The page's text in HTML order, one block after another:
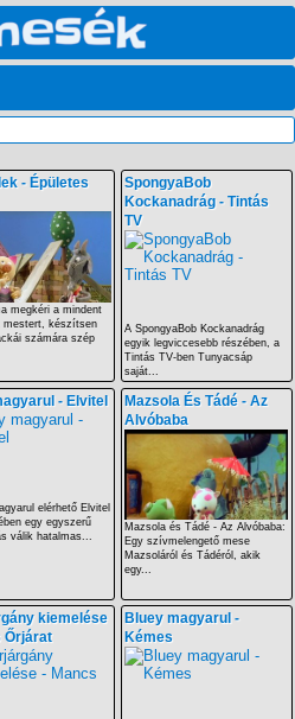
- Épületes
megkéri a mindent
mestert, készítsen
számára szép
SpongyaBob
Kockanadrág - Tintás
TV
A SpongyaBob Kockanadrág
egyik legviccesebb részében, a
Tintás TV-ben Tunyacsáp
saját...
- Elvitel
elérhető Elvitel
egy egyszerű
válik hatalmas...
Mazsola És Tádé - Az
Alvóbaba
Mazsola és Tádé - Az Alvóbaba:
Egy szívmelengető mese
Mazsoláról és Tádéról, akik
egy...
kiemelése
Őrjárat
Bluey magyarul -
Kémes